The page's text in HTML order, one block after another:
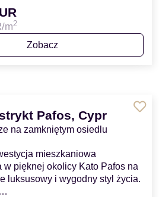
m2
Zobacz
Pafos, Cypr
na zamkniętym osiedlu
mieszkaniowa
w pięknej okolicy Kato Pafos na
luksusowy i wygodny styl życia.